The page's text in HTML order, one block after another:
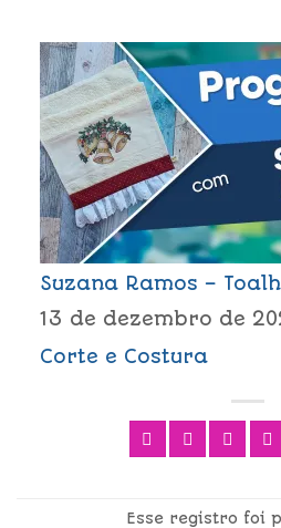
Suzana Ramos –
13 de dezembro de
Corte e Costura
Esse registro foi